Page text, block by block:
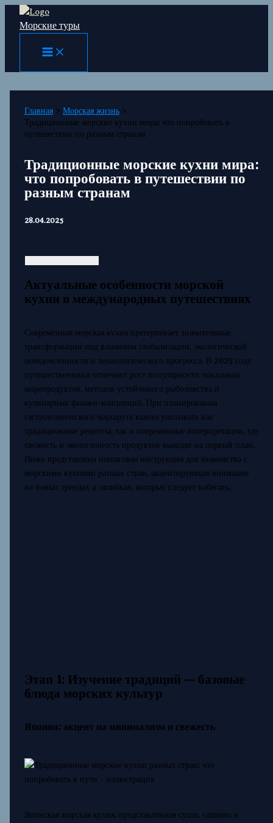
Перейти
Морские туры
Главная
Морская жизнь
Традиционные морские кухни мира: что попробовать в
путешествии по разным странам
Традиционные морские кухни мира:
что попробовать в путешествии по
разным странам
28.04.2025
Актуальные особенности морской
кухни в международных путешествиях
Современная морская кухня претерпевает значительные
трансформации под влиянием глобализации, экологической
осведомленности и технологического прогресса. В 2025 году
путешественники отмечают рост популярности локальных
морепродуктов, методов устойчивого рыболовства и
кулинарных фьюжн-концепций. При планировании
гастрономического маршрута важно учитывать как
традиционные рецепты, так и современные интерпретации, где
свежесть и экологичность продуктов выходят на первый план.
Ниже представлена пошаговая инструкция для знакомства с
морскими кухнями разных стран, акцентирующая внимание
на новых трендах и ошибках, которых следует избегать.
Этап 1: Изучение традиций — базовые
блюда морских культур
Япония: акцент на минимализм и свежесть
Японская морская кухня, представленная суши, сашими и